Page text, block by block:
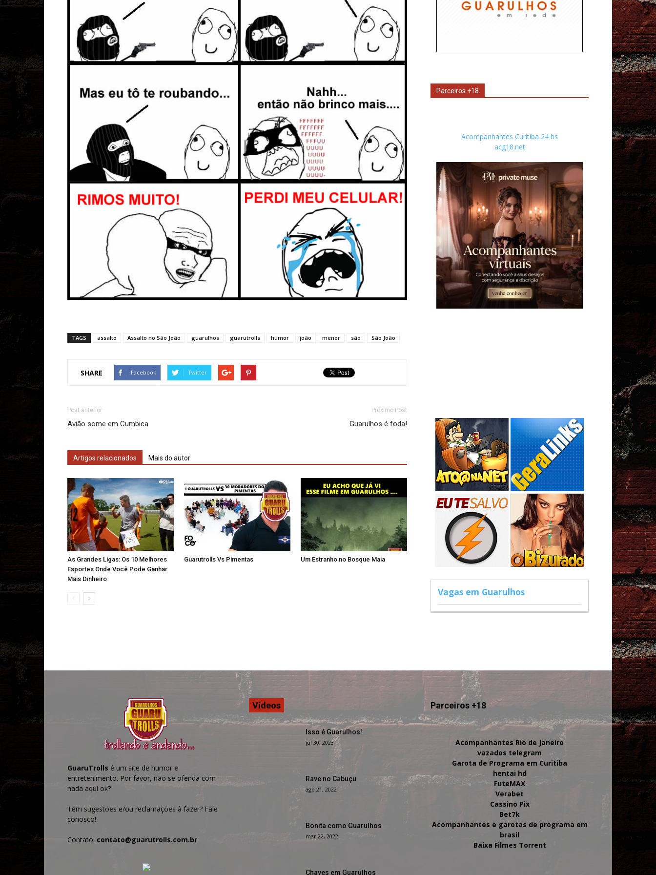
TAGS assalto Assalto no São João guarulhos guarutrolls humor joão menor são São João
SHARE Facebook Twitter
Post anterior
Avião some em Cumbica
Próximo Post
Guarulhos é foda!
Artigos relacionados Mais do autor
As Grandes Ligas: Os 10 Melhores
Esportes Onde Você Pode Ganhar
Mais Dinheiro
Guarutrolls Vs Pimentas Um Estranho no Bosque Maia
Parceiros +18
Acompanhantes Curitiba 24 hs
acg18.net
Vagas em Guarulhos
GuaruTrolls é um site de humor e
entretenimento. Por favor, não se ofenda com
nada aqui ok?
Tem sugestões e/ou reclamações à fazer? Fale
conosco!
Contato: contato@guarutrolls.com.br
Vídeos
Isso é Guarulhos!
jul 30, 2023
Rave no Cabuçu
ago 21, 2022
Bonita como Guarulhos
mar 22, 2022
Chaves em Guarulhos
Parceiros +18
Acompanhantes Rio de Janeiro
vazados telegram
Garota de Programa em Curitiba
hentai hd
FuteMAX
Verabet
Cassino Pix
Bet7k
Acompanhantes e garotas de programa em
brasil
Baixa Filmes Torrent